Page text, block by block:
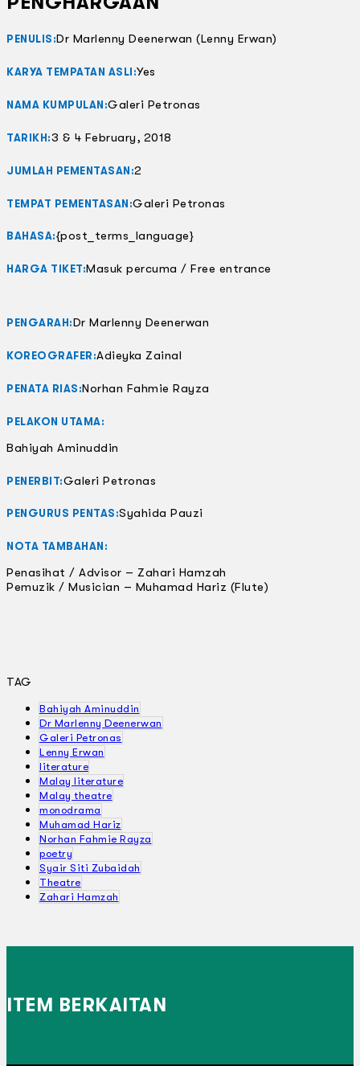
PENULIS:Dr Marlenny Deenerwan (Lenny Erwan)
KARYA TEMPATAN ASLI:Yes
NAMA KUMPULAN:Galeri Petronas
TARIKH:3 & 4 February, 2018
JUMLAH PEMENTASAN:2
TEMPAT PEMENTASAN:Galeri Petronas
BAHASA:{post_terms_language}
HARGA TIKET:Masuk percuma / Free entrance
PENGARAH:Dr Marlenny Deenerwan
KOREOGRAFER:Adieyka Zainal
PENATA RIAS:Norhan Fahmie Rayza
PELAKON UTAMA:
Bahiyah Aminuddin
PENERBIT:Galeri Petronas
PENGURUS PENTAS:Syahida Pauzi
NOTA TAMBAHAN:
Penasihat / Advisor – Zahari Hamzah
Pemuzik / Musician – Muhamad Hariz (Flute)
TAG
Bahiyah Aminuddin
Dr Marlenny Deenerwan
Galeri Petronas
Lenny Erwan
literature
Malay literature
Malay theatre
monodrama
Muhamad Hariz
Norhan Fahmie Rayza
poetry
Syair Siti Zubaidah
Theatre
Zahari Hamzah
ITEM BERKAITAN